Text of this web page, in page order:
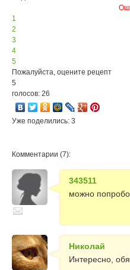
1
2
3
4
5
Пожалуйста, оцените рецепт
5
голосов: 26
Уже поделились: 3
Комментарии (7):
343511
можно
Николай
Интересно,